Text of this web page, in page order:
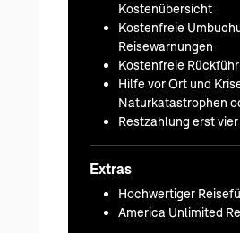
Kostenübersicht
Kostenfreie
Reisewarnungen
Kostenfreie
Hilfe vor Ort und
Naturkatastrophen
Restzahlung erst
Extras
Hochwertiger
America Unlimited